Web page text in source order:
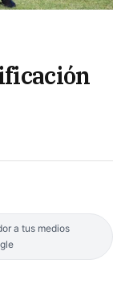
a tus medios